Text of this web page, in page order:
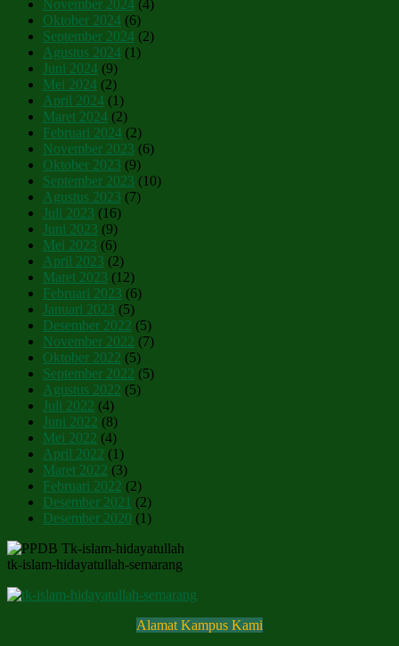
November 2024 (4)
Oktober 2024 (6)
September 2024 (2)
Agustus 2024 (1)
Juni 2024 (9)
Mei 2024 (2)
April 2024 (1)
Maret 2024 (2)
Februari 2024 (2)
November 2023 (6)
Oktober 2023 (9)
September 2023 (10)
Agustus 2023 (7)
Juli 2023 (16)
Juni 2023 (9)
Mei 2023 (6)
April 2023 (2)
Maret 2023 (12)
Februari 2023 (6)
Januari 2023 (5)
Desember 2022 (5)
November 2022 (7)
Oktober 2022 (5)
September 2022 (5)
Agustus 2022 (5)
Juli 2022 (4)
Juni 2022 (8)
Mei 2022 (4)
April 2022 (1)
Maret 2022 (3)
Februari 2022 (2)
Desember 2021 (2)
Desember 2020 (1)
tk-islam-hidayatullah-semarang
Alamat Kampus Kami